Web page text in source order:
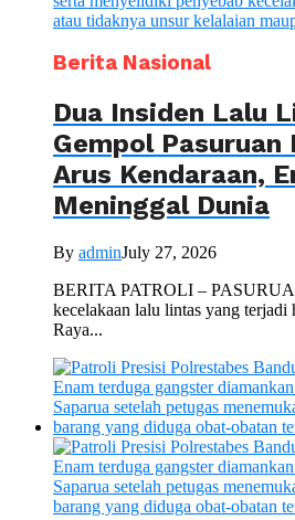
Berita Nasional
Dua Insiden Lalu
Gempol Pasuruan
Arus Kendaraan,
Meninggal Dunia
By adminJuly 27, 2026
BERITA PATROLI –
kecelakaan lalu lintas yang terjadi
Raya...